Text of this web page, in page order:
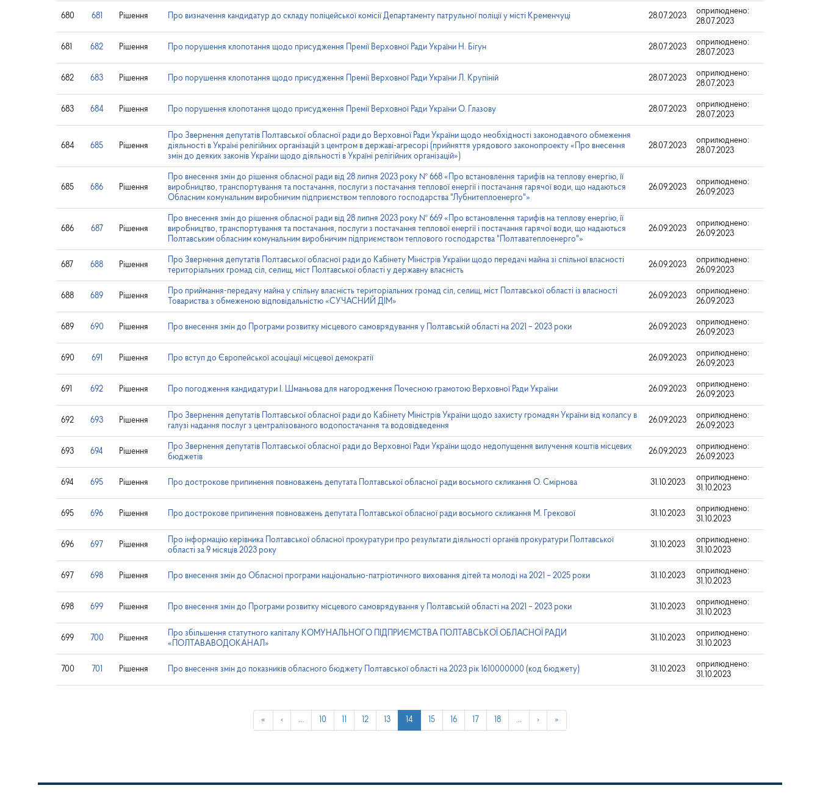
680 681 Рішення Про визначення кандидатур до складу поліцейської комісії Департаменту патрульної поліції у місті Кременчуці 28.07.2023
оприлюднено:
28.07.2023
681 682 Рішення Про порушення клопотання щодо присудження Премії Верховної Ради України Н. Бігун 28.07.2023
оприлюднено:
28.07.2023
682 683 Рішення Про порушення клопотання щодо присудження Премії Верховної Ради України Л. Крупіній 28.07.2023
оприлюднено:
28.07.2023
683 684 Рішення Про порушення клопотання щодо присудження Премії Верховної Ради України О. Глазову 28.07.2023
оприлюднено:
28.07.2023
684 685 Рішення
Про Звернення депутатів Полтавської обласної ради до Верховної Ради України щодо необхідності законодавчого обмеження
діяльності в Україні релігійних організацій з центром в державі-агресорі (прийняття урядового законопроекту «Про внесення
змін до деяких законів України щодо діяльності в Україні релігійних організацій»)
28.07.2023
оприлюднено:
28.07.2023
685 686 Рішення
Про внесення змін до рішення обласної ради від 28 липня 2023 року № 668 «Про встановлення тарифів на теплову енергію, її
виробництво, транспортування та постачання, послуги з постачання теплової енергії і постачання гарячої води, що надаються
Обласним комунальним виробничим підприємством теплового господарства "Лубнитеплоенерго"»
26.09.2023
оприлюднено:
26.09.2023
686 687 Рішення
Про внесення змін до рішення обласної ради від 28 липня 2023 року № 669 «Про встановлення тарифів на теплову енергію, її
виробництво, транспортування та постачання, послуги з постачання теплової енергії і постачання гарячої води, що надаються
Полтавським обласним комунальним виробничим підприємством теплового господарства "Полтаватеплоенерго"»
26.09.2023
оприлюднено:
26.09.2023
687 688 Рішення
Про Звернення депутатів Полтавської обласної ради до Кабінету Міністрів України щодо передачі майна зі спільної власності
територіальних громад сіл, селищ, міст Полтавської області у державну власність
26.09.2023
оприлюднено:
26.09.2023
688 689 Рішення
Про приймання-передачу майна у спільну власність територіальних громад сіл, селищ, міст Полтавської області із власності
Товариства з обмеженою відповідальністю «СУЧАСНИЙ ДІМ»
26.09.2023
оприлюднено:
26.09.2023
689 690 Рішення Про внесення змін до Програми розвитку місцевого самоврядування у Полтавській області на 2021 – 2023 роки 26.09.2023
оприлюднено:
26.09.2023
690 691 Рішення Про вступ до Європейської асоціації місцевої демократії 26.09.2023
оприлюднено:
26.09.2023
691 692 Рішення Про погодження кандидатури І. Шманьова для нагородження Почесною грамотою Верховної Ради України 26.09.2023
оприлюднено:
26.09.2023
692 693 Рішення
Про Звернення депутатів Полтавської обласної ради до Кабінету Міністрів України щодо захисту громадян України від колапсу в
галузі надання послуг з централізованого водопостачання та водовідведення
26.09.2023
оприлюднено:
26.09.2023
693 694 Рішення
Про Звернення депутатів Полтавської обласної ради до Верховної Ради України щодо недопущення вилучення коштів місцевих
бюджетів
26.09.2023
оприлюднено:
26.09.2023
694 695 Рішення Про дострокове припинення повноважень депутата Полтавської обласної ради восьмого скликання О. Смірнова 31.10.2023
оприлюднено:
31.10.2023
695 696 Рішення Про дострокове припинення повноважень депутата Полтавської обласної ради восьмого скликання М. Грекової 31.10.2023
оприлюднено:
31.10.2023
696 697 Рішення
Про інформацію керівника Полтавської обласної прокуратури про результати діяльності органів прокуратури Полтавської
області за 9 місяців 2023 року
31.10.2023
оприлюднено:
31.10.2023
697 698 Рішення Про внесення змін до Обласної програми національно-патріотичного виховання дітей та молоді на 2021 – 2025 роки 31.10.2023
оприлюднено:
31.10.2023
698 699 Рішення Про внесення змін до Програми розвитку місцевого самоврядування у Полтавській області на 2021 – 2023 роки 31.10.2023
оприлюднено:
31.10.2023
699 700 Рішення
Про збільшення статутного капіталу КОМУНАЛЬНОГО ПІДПРИЄМСТВА ПОЛТАВСЬКОЇ ОБЛАСНОЇ РАДИ
«ПОЛТАВАВОДОКАНАЛ»
31.10.2023
оприлюднено:
31.10.2023
700 701 Рішення Про внесення змін до показників обласного бюджету Полтавської області на 2023 рік 1610000000 (код бюджету) 31.10.2023
оприлюднено:
31.10.2023
« ‹ … 10 11 12 13 14 15 16 17 18 … › »